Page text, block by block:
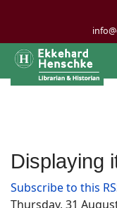
Displaying
Subscribe to this
Thursday, 31